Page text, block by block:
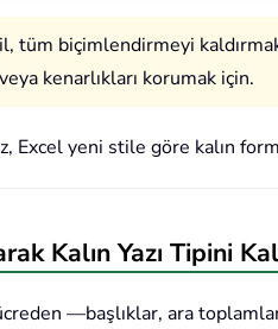
tüm biçimlendirmeyi
kenarlıkları korumak için.
Excel yeni stile göre kalın
Kalın Yazı Tipini
—başlıklar, ara